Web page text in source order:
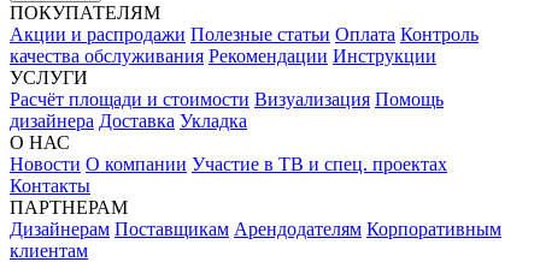
ПОКУПАТЕЛЯМ
Акции и распродажи Полезные статьи Оплата Контроль
качества обслуживания Рекомендации Инструкции
УСЛУГИ
Расчёт площади и стоимости Визуализация Помощь
дизайнера Доставка Укладка
О НАС
Новости О компании Участие в ТВ и спец. проектах
Контакты
ПАРТНЕРАМ
Дизайнерам Поставщикам Арендодателям Корпоративным
клиентам